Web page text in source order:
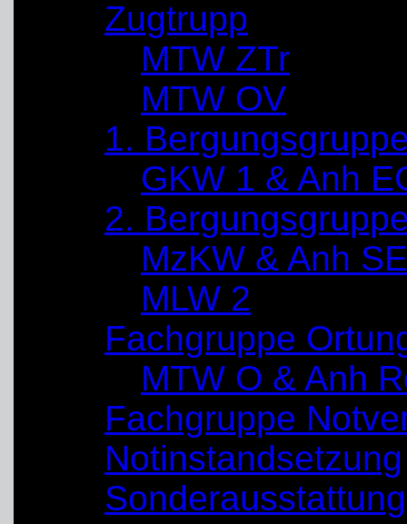
Zugtrupp
MTW ZTr
MTW OV
1.
GKW 1 & Anh
2.
MzKW & Anh
MLW 2
Fachgruppe
MTW O & Anh
Fachgruppe
Notinstandsetzung
Sonderausstattung